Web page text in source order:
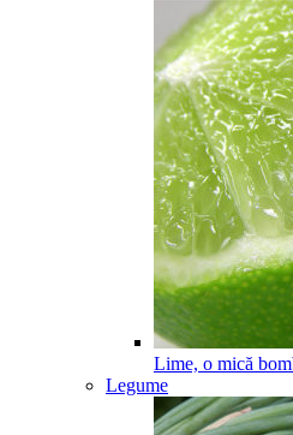
Lime, o mică
Legume